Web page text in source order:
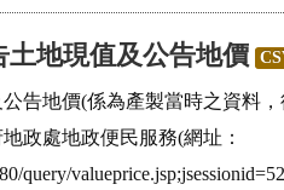
土地現值及公告地價
告地價(係為產製當時之資料
政處地政便民服務(網址：
query/